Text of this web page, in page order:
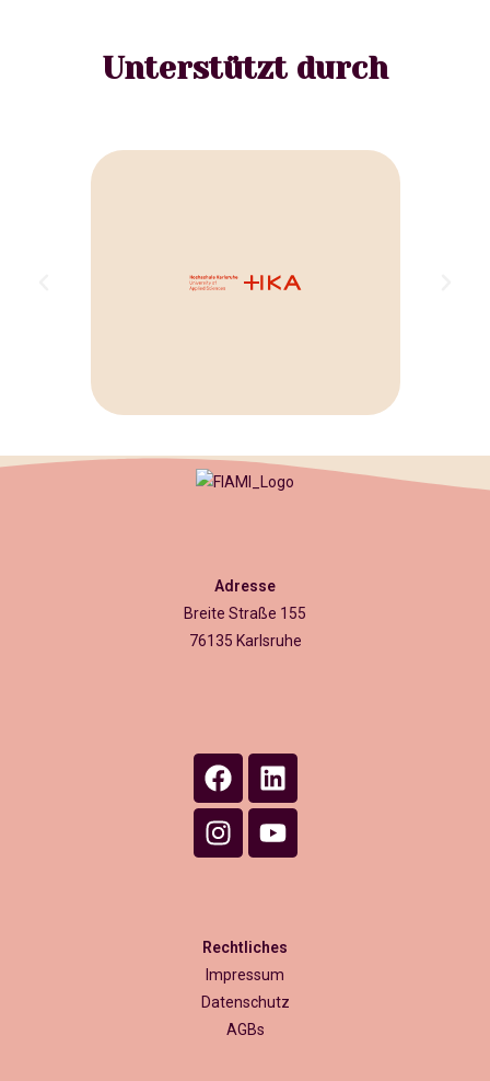
Unterstützt durch
Adresse
Breite Straße 155
76135 Karlsruhe
Rechtliches
Impressum
Datenschutz
AGBs